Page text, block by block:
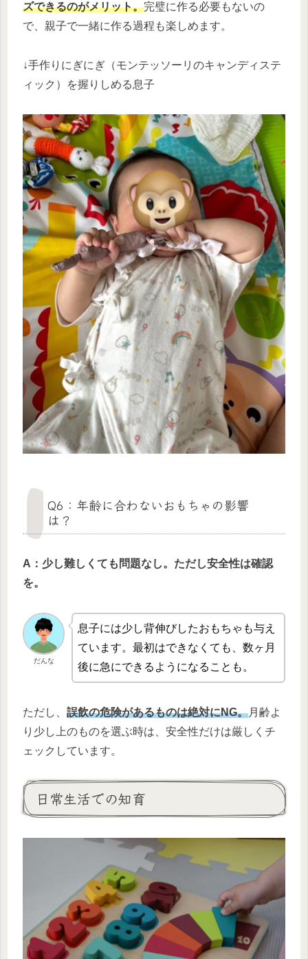
ズできるのがメリット。完璧に作る必要もないの
で、親子で一緒に作る過程も楽しめます。
↓手作りにぎにぎ（モンテッソーリのキャンディステ
ィック）を握りしめる息子
Q6：年齢に合わないおもちゃの影響
は？
A：少し難しくても問題なし。ただし安全性は確認
を。
だんな
息子には少し背伸びしたおもちゃも与え
ています。最初はできなくても、数ヶ月
後に急にできるようになることも。
ただし、 誤飲の危険があるものは絶対にNG。月齢よ
り少し上のものを選ぶ時は、安全性だけは厳しくチ
ェックしています。
日常生活での知育